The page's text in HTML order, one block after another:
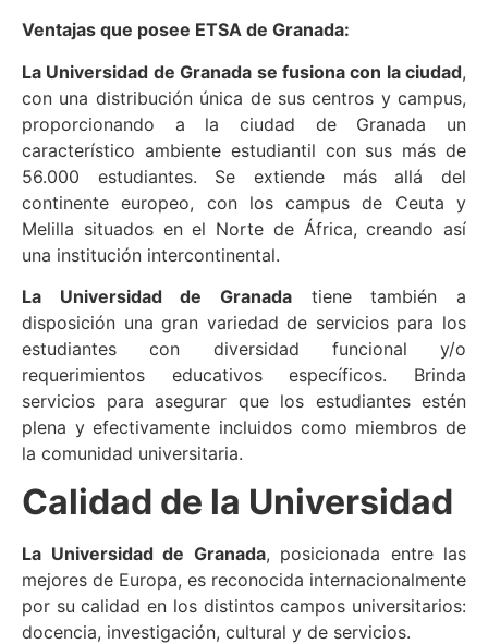
Ventajas que posee ETSA de Granada:
La Universidad de Granada se fusiona con la ciudad,
con una distribución única de sus centros y campus,
proporcionando a la ciudad de Granada un
característico ambiente estudiantil con sus más de
56.000 estudiantes. Se extiende más allá del
continente europeo, con los campus de Ceuta y
Melilla situados en el Norte de África, creando así
una institución intercontinental.
La Universidad de Granada tiene también a
disposición una gran variedad de servicios para los
estudiantes con diversidad funcional y/o
requerimientos educativos específicos. Brinda
servicios para asegurar que los estudiantes estén
plena y efectivamente incluidos como miembros de
la comunidad universitaria.
Calidad de la Universidad
La Universidad de Granada, posicionada entre las
mejores de Europa, es reconocida internacionalmente
por su calidad en los distintos campos universitarios:
docencia, investigación, cultural y de servicios.